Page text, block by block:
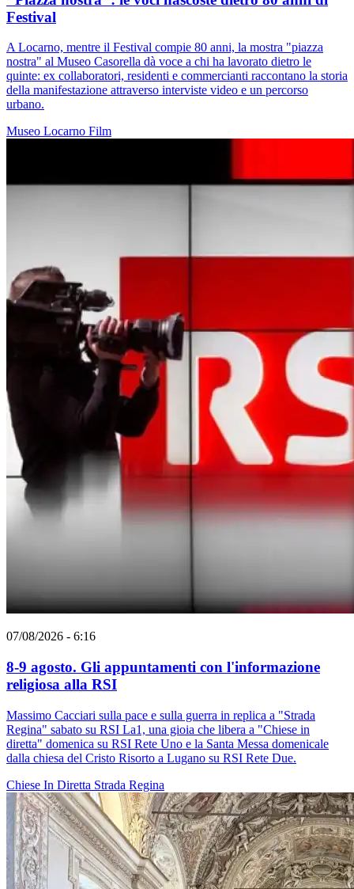
Festival
A Locarno, mentre il Festival compie 80 anni, la mostra "piazza
nostra" al Museo Casorella dà voce a chi ha lavorato dietro le
quinte: ex collaboratori, residenti e commercianti raccontano la storia
della manifestazione attraverso interviste video e un percorso
urbano.
Museo Locarno Film
07/08/2026 - 6:16
8-9 agosto. Gli appuntamenti con l'informazione
religiosa alla RSI
Massimo Cacciari sulla pace e sulla guerra in replica a "Strada
Regina" sabato su RSI La1, una gioia che libera a "Chiese in
diretta" domenica su RSI Rete Uno e la Santa Messa domenicale
dalla chiesa del Cristo Risorto a Lugano su RSI Rete Due.
Chiese In Diretta Strada Regina